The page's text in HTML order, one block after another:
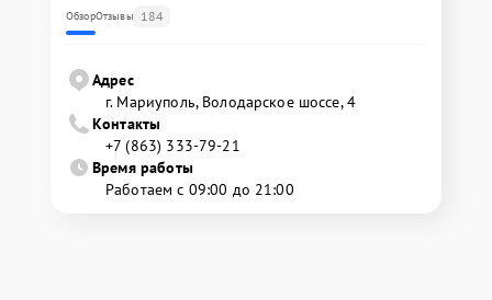
ОбзорОтзывы 184
Адрес
г. Мариуполь, Володарское шоссе, 4
Контакты
+7 (863) 333-79-21
Время работы
Работаем с 09:00 до 21:00